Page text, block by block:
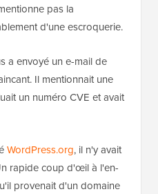
pas la
d'une escroquerie.
a envoyé un e-mail de
Il mentionnait une
un numéro CVE et avait
WordPress.org, il n'y avait
rapide coup d'œil à l'en-
provenait d'un domaine